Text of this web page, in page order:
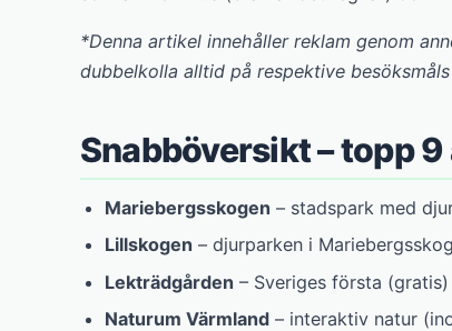
*Denna artikel innehåller reklam genom
dubbelkolla alltid på respektive
Snabböversikt – topp
Mariebergsskogen – stadspark med
Lillskogen – djurparken i
Lekträdgården – Sveriges första (gratis)
Naturum Värmland – interaktiv natur